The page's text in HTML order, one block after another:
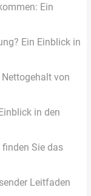
Ein
Ein Einblick in
von
in den
Sie das
Leitfaden